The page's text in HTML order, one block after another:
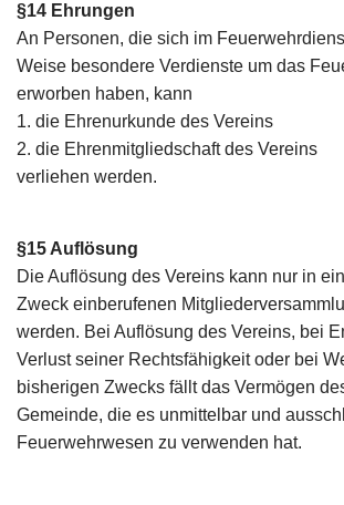
§14 Ehrungen
An Personen, die sich im
Weise besondere Verdienste um das
erworben haben, kann
1. die Ehrenurkunde des Vereins
2. die Ehrenmitgliedschaft des Vereins
verliehen werden.
§15 Auflösung
Die Auflösung des Vereins kann nur in
Zweck einberufenen
werden. Bei Auflösung des Vereins, bei
Verlust seiner Rechtsfähigkeit oder bei
bisherigen Zwecks fällt das Vermögen
Gemeinde, die es unmittelbar und
Feuerwehrwesen zu verwenden hat.